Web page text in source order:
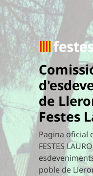
de
Festes
Pagina oficial
FESTES
poble de